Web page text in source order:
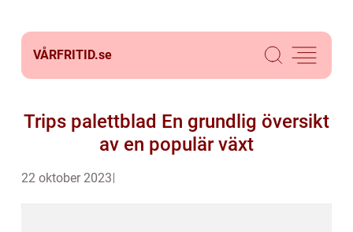
VÅRFRITID.se
Trips palettblad En grundlig översikt
av en populär växt
22 oktober 2023